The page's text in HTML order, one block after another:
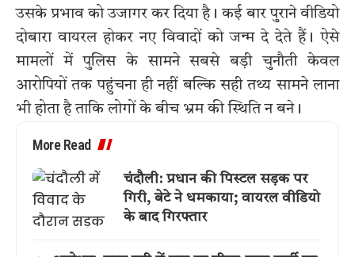
उसके प्रभाव को उजागर कर दिया है। कई बार पुराने वीडियो
दोबारा वायरल होकर नए विवादों को जन्म दे देते हैं। ऐसे
मामलों में पुलिस के सामने सबसे बड़ी चुनौती केवल
आरोपियों तक पहुंचना ही नहीं बल्कि सही तथ्य सामने लाना
भी होता है ताकि लोगों के बीच भ्रम की स्थिति न बने।
More Read
चंदौली: प्रधान की पिस्टल सड़क पर
गिरी, बेटे ने धमकाया; वायरल वीडियो
के बाद गिरफ्तार